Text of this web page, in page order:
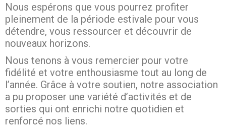
Nous espérons que vous pourrez profiter
pleinement de la période estivale pour vous
détendre, vous ressourcer et découvrir de
nouveaux horizons.
Nous tenons à vous remercier pour votre
fidélité et votre enthousiasme tout au long de
l’année. Grâce à votre soutien, notre association
a pu proposer une variété d’activités et de
sorties qui ont enrichi notre quotidien et
renforcé nos liens.